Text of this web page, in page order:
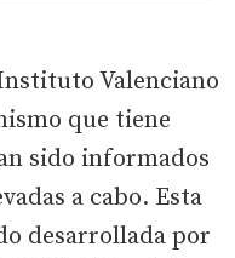
Valenciano
que tiene
sido informados
a cabo. Esta
desarrollada por